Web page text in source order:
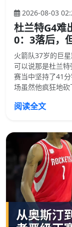
2026-08-03
杜兰特G4难
0：3落后，
火箭队37岁的巨
可以说那是杜兰
赛当中坚持了41
场虽然他疯狂地
阅读全文